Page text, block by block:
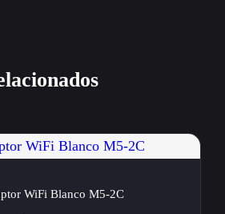
WiFi Blanco M5-2C